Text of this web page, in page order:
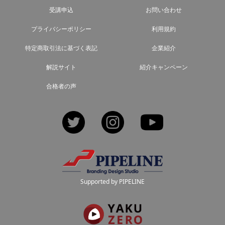
受講申込 お問い合わせ
プライバシーポリシー 利用規約
特定商取引法に基づく表記 企業紹介
解説サイト 紹介キャンペーン
合格者の声
Twitter Instagram
Supported by PIPELINE